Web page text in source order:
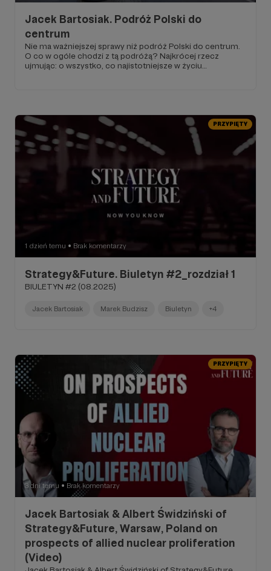
Jacek Bartosiak. Podróż Polski do
centrum
Nie ma ważniejszej sprawy niż podróż Polski do centrum.
O co w ogóle chodzi z tą podróżą? Najkrócej rzecz
ujmując: o wszystko, co najistotniejsze w życiu
zaprzepaszczenie. Miejsce w centrum daje, miejsce na
peryferiach odbiera i stwarza niebezpieczeństwo.
PRZYPIĘTY
1 dzień temu ● Brak komentarzy
Strategy&Future. Biuletyn #2_rozdział 1
BIULETYN #2 (08.2025)
Jacek Bartosiak Marek Budzisz Biuletyn +4
PRZYPIĘTY
3 dni temu ● Brak komentarzy
Jacek Bartosiak & Albert Świdziński of
Strategy&Future, Warsaw, Poland on
prospects of allied nuclear proliferation
(Video)